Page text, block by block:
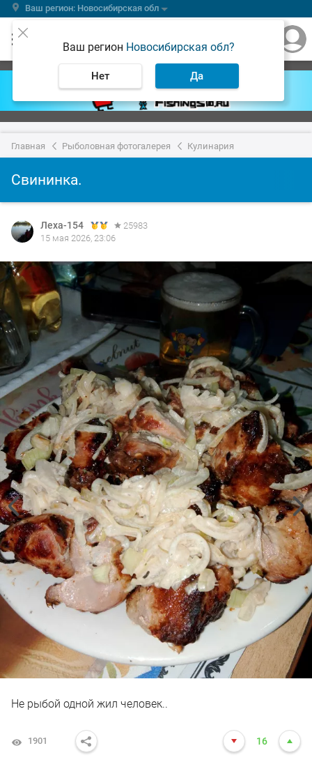
Ваш регион: Новосибирская обл
Ваш регион Новосибирская обл?
Нет Да
Главная Рыболовная фотогалерея Кулинария
Свининка.
Леха-154
25983
15 мая 2026, 23:06
Не рыбой одной жил человек..
1901 16